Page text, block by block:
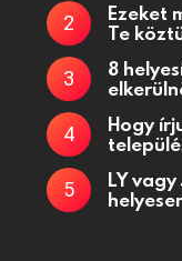
Ezeket
Te
8
Hogy
LY